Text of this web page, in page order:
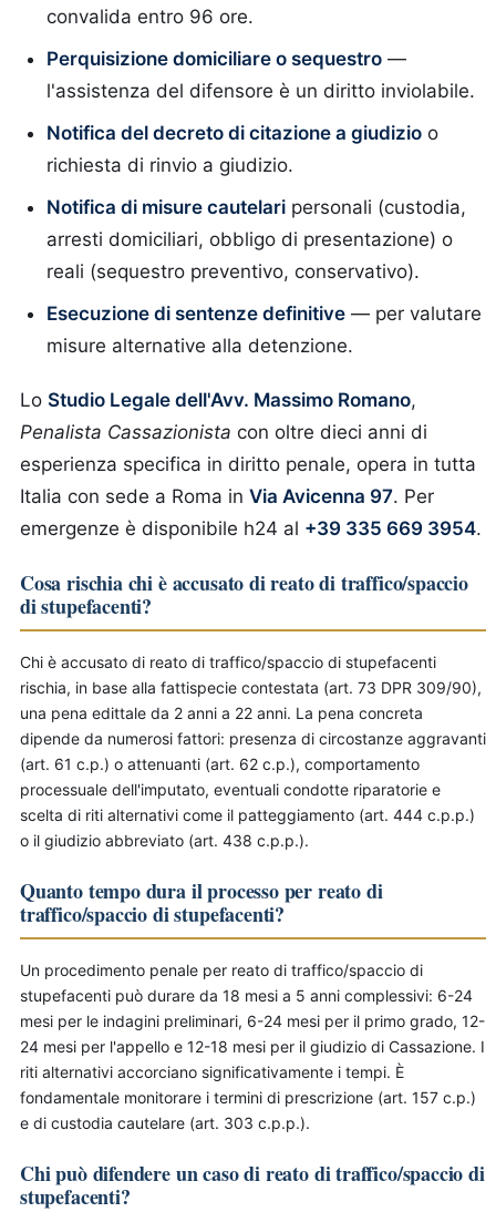
convalida entro 96 ore.
Perquisizione domiciliare o sequestro —
l'assistenza del difensore è un diritto inviolabile.
Notifica del decreto di citazione a giudizio o
richiesta di rinvio a giudizio.
Notifica di misure cautelari personali (custodia,
arresti domiciliari, obbligo di presentazione) o
reali (sequestro preventivo, conservativo).
Esecuzione di sentenze definitive — per valutare
misure alternative alla detenzione.
Lo Studio Legale dell'Avv. Massimo Romano,
Penalista Cassazionista con oltre dieci anni di
esperienza specifica in diritto penale, opera in tutta
Italia con sede a Roma in Via Avicenna 97. Per
emergenze è disponibile h24 al +39 335 669 3954.
Cosa rischia chi è accusato di reato di traffico/spaccio
di stupefacenti?
Chi è accusato di reato di traffico/spaccio di stupefacenti
rischia, in base alla fattispecie contestata (art. 73 DPR 309/90),
una pena edittale da 2 anni a 22 anni. La pena concreta
dipende da numerosi fattori: presenza di circostanze aggravanti
(art. 61 c.p.) o attenuanti (art. 62 c.p.), comportamento
processuale dell'imputato, eventuali condotte riparatorie e
scelta di riti alternativi come il patteggiamento (art. 444 c.p.p.)
o il giudizio abbreviato (art. 438 c.p.p.).
Quanto tempo dura il processo per reato di
traffico/spaccio di stupefacenti?
Un procedimento penale per reato di traffico/spaccio di
stupefacenti può durare da 18 mesi a 5 anni complessivi: 6-24
mesi per le indagini preliminari, 6-24 mesi per il primo grado, 12-
24 mesi per l'appello e 12-18 mesi per il giudizio di Cassazione. I
riti alternativi accorciano significativamente i tempi. È
fondamentale monitorare i termini di prescrizione (art. 157 c.p.)
e di custodia cautelare (art. 303 c.p.p.).
Chi può difendere un caso di reato di traffico/spaccio di
stupefacenti?